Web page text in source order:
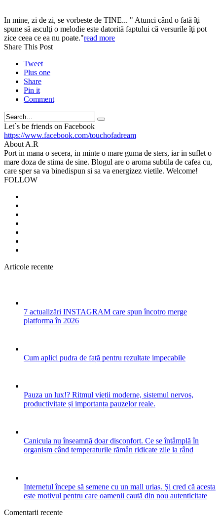
In mine, zi de zi, se vorbeste de TINE... " Atunci când o fată îţi
spune să asculţi o melodie este datorită faptului că versurile îţi pot
zice ceea ce ea nu poate."read more
Share This Post
Tweet
Plus one
Share
Pin it
Comment
Search
Let`s be friends on Facebook
https://www.facebook.com/touchofadream
About A.R
Port in mana o secera, in minte o mare guma de sters, iar in suflet o
mare doza de stima de sine. Blogul are o aroma subtila de cafea cu,
care sper sa va binedispun si sa va energizez vietile. Welcome!
FOLLOW
Articole recente
7 actualizări INSTAGRAM care spun încotro merge
platforma în 2026
Cum aplici pudra de față pentru rezultate impecabile
Pauza un lux!? Ritmul vieții moderne, sistemul nervos,
productivitate și importanța pauzelor reale.
Canicula nu înseamnă doar disconfort. Ce se întâmplă în
organism când temperaturile rămân ridicate zile la rând
Internetul începe să semene cu un mall uriaș. Și cred că acesta
este motivul pentru care oamenii caută din nou autenticitate
Comentarii recente